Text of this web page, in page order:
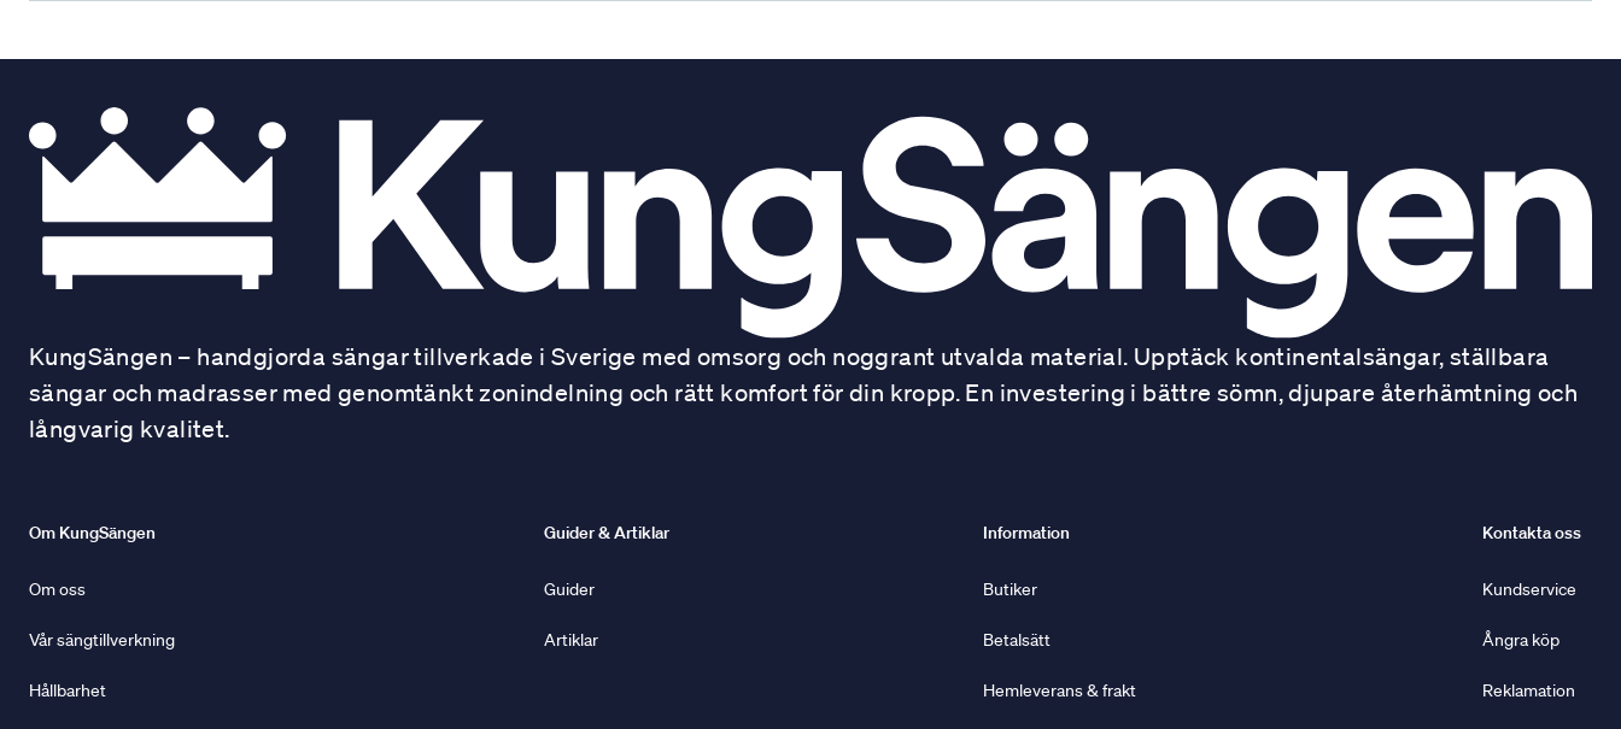
KungSängen – handgjorda sängar tillverkade i Sverige med omsorg och noggrant utvalda material. Upptäck kontinentalsängar, ställbara
sängar och madrasser med genomtänkt zonindelning och rätt komfort för din kropp. En investering i bättre sömn, djupare återhämtning och
långvarig kvalitet.
Om KungSängen
Om oss
Vår sängtillverkning
Hållbarhet
Guider & Artiklar
Guider
Artiklar
Information
Butiker
Betalsätt
Hemleverans & frakt
Kontakta oss
Kundservice
Ångra köp
Reklamation